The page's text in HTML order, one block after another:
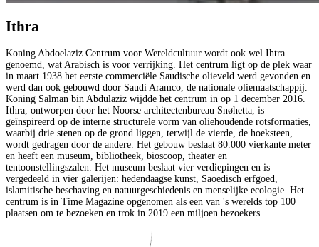
Ithra
Koning Abdoelaziz Centrum voor Wereldcultuur wordt ook wel Ihtra
genoemd, wat Arabisch is voor verrijking. Het centrum ligt op de plek waar
in maart 1938 het eerste commerciële Saudische olieveld werd gevonden en
werd dan ook gebouwd door Saudi Aramco, de nationale oliemaatschappij.
Koning Salman bin Abdulaziz wijdde het centrum in op 1 december 2016.
Ithra, ontworpen door het Noorse architectenbureau Snøhetta, is
geïnspireerd op de interne structurele vorm van oliehoudende rotsformaties,
waarbij drie stenen op de grond liggen, terwijl de vierde, de hoeksteen,
wordt gedragen door de andere. Het gebouw beslaat 80.000 vierkante meter
en heeft een museum, bibliotheek, bioscoop, theater en
tentoonstellingszalen. Het museum beslaat vier verdiepingen en is
vergedeeld in vier galerijen: hedendaagse kunst, Saoedisch erfgoed,
islamitische beschaving en natuurgeschiedenis en menselijke ecologie. Het
centrum is in Time Magazine opgenomen als een van 's werelds top 100
plaatsen om te bezoeken en trok in 2019 een miljoen bezoekers.